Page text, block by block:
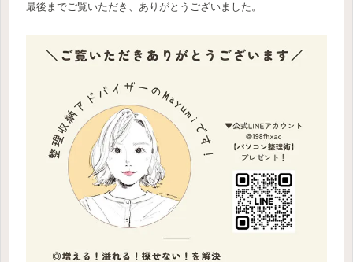
最後までご覧いただき、ありがとうございました。